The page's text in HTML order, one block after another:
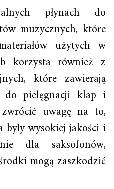
płynach do
muzycznych, które
użytych w
korzysta również z
które zawierają
do pielęgnacji klap i
uwagę na to,
były wysokiej jakości i
dla saksofonów,
mogą zaszkodzić